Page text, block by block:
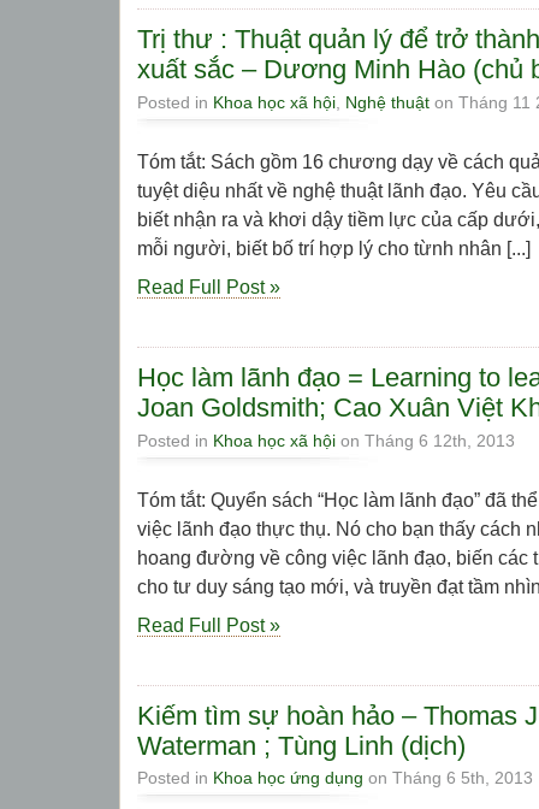
Trị thư : Thuật quản lý để trở
xuất sắc – Dương Minh Hào (chủ
Posted in Khoa học xã hội Nghệ thuật on Tháng 11
Tóm tắt: Sách gồm 16 chương dạy về cách
tuyệt diệu nhất về nghệ thuật lãnh đạo. Yêu
biết nhận ra và khơi dậy tiềm lực của cấp
mỗi người, biết bố trí hợp lý cho từnh nhân [...]
Read Full Post »
Học làm lãnh đạo = Learning to
Joan Goldsmith; Cao Xuân Việt
Posted in Khoa học xã hội on Tháng 6 12th, 2013
Tóm tắt: Quyển sách “Học làm lãnh đạo” đã
việc lãnh đạo thực thụ. Nó cho bạn thấy cách
hoang đường về công việc lãnh đạo, biến các
cho tư duy sáng tạo mới, và truyền đạt tầm
Read Full Post »
Kiếm tìm sự hoàn hảo – Thomas
Waterman ; Tùng Linh (dịch)
Posted in Khoa học ứng dụng on Tháng 6 5th, 2013